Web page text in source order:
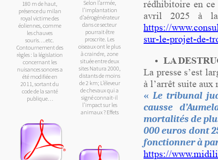
rédhibitoire en ce
avril 2025 à la
https://
sur-le-projet-de-
LA
La presse s’est
à l’arrêt suite aux
« Le tribunal
causse
mortalités de
000 euros dont
fonctionner à
https://
Selon l’armée,
l’implantation
d’aérogénérateur
dans ce secteur
pourrait être
proscrite. Les
oiseaux ont le plus
à craindre, zone
située entre deux
sites Natura 2000,
distants de moins
de 2 km; L’éleveur
de chevaux qui a
signé connait-il
l’impact sur les
animaux ? Effets
180 m de haut,
présence du milan
royal victime des
éoliennes, comme
les chauves
souris….etc.
Contournement des
règles : la législation
concernant les
nuisances sonores a
été modifiée en
2011, sortant du
code de la santé
publique…